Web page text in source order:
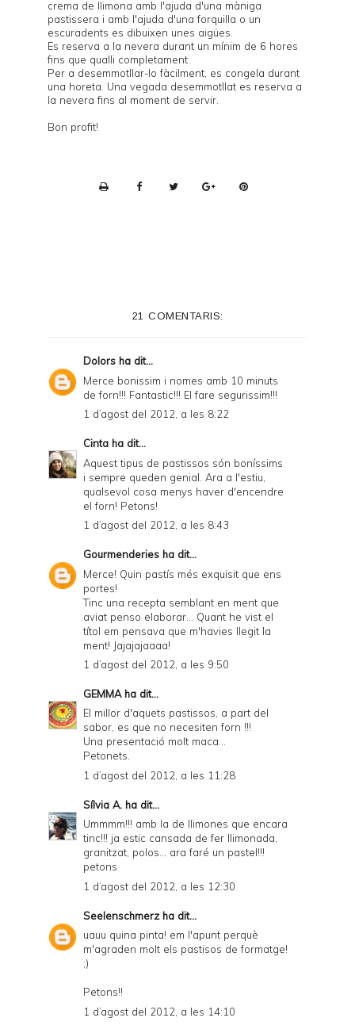
crema de llimona amb l'ajuda d'una màniga
pastissera i amb l'ajuda d'una forquilla o un
escuradents es dibuixen unes aigües.
Es reserva a la nevera durant un mínim de 6 hores
fins que qualli completament.
Per a desemmotllar-lo fàcilment, es congela durant
una horeta. Una vegada desemmotllat es reserva a
la nevera fins al moment de servir.
Bon profit!
i
e
n
d
l
D
F
21 COMENTARIS:
Dolors ha dit...
Merce bonissim i nomes amb 10 minuts
de forn!!! Fantastic!!! El fare segurissim!!!
1 d’agost del 2012, a les 8:22
Cinta ha dit...
Aquest tipus de pastissos són boníssims
i sempre queden genial. Ara a l'estiu,
qualsevol cosa menys haver d'encendre
el forn! Petons!
1 d’agost del 2012, a les 8:43
Gourmenderies ha dit...
Merce! Quin pastís més exquisit que ens
portes!
Tinc una recepta semblant en ment que
aviat penso elaborar... Quant he vist el
títol em pensava que m'havies llegit la
ment! Jajajajaaaa!
1 d’agost del 2012, a les 9:50
GEMMAha dit...
El millor d'aquets pastissos, a part del
sabor, es que no necesiten forn !!!
Una presentació molt maca...
Petonets.
1 d’agost del 2012, a les 11:28
Sílvia A. ha dit...
Ummmm!!! amb la de llimones que encara
tinc!!! ja estic cansada de fer llimonada,
granitzat, polos... ara faré un pastel!!!
petons
1 d’agost del 2012, a les 12:30
Seelenschmerz ha dit...
uauu quina pinta! em l'apunt perquè
m'agraden molt els pastisos de formatge!
;)
Petons!!
1 d’agost del 2012, a les 14:10